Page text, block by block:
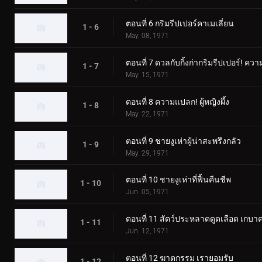
1 - 6 ตอนที่ 6 กริมรีปเปอร์คาเมเลี่ยน
May. 08, 1971
1 - 7 ตอนที่ 7 ดวลกับกิ้งก่ากริมรีปเปอร์! คว
May. 15, 1971
1 - 8 ตอนที่ 8 ความแปลก! ผู้หญิงผึ้ง
May. 22, 1971
1 - 9 ตอนที่ 9 ชายงูเห่าผู้น่าสะพรึงกลัว
May. 29, 1971
1 - 10 ตอนที่ 10 ชายงูเห่าที่ฟื้นคืนชีพ
Jun. 05, 1971
1 - 11 ตอนที่ 11 สัตว์ประหลาดดูดเลือด เกบา
Jun. 12, 1971
ตอนที่ 12 ฆาตกรรม เรายอมรับ